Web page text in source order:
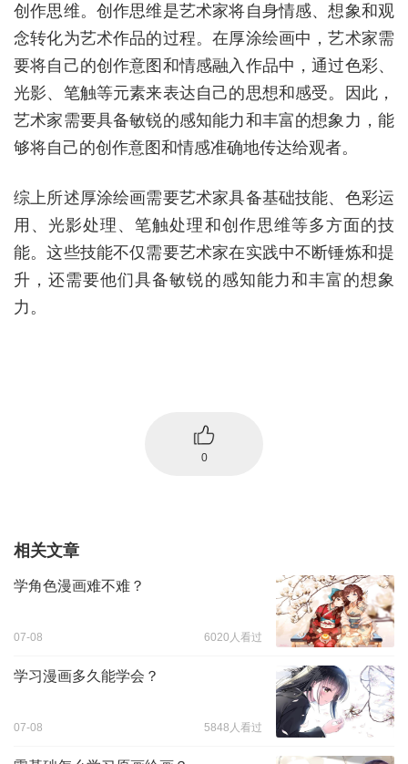
创作思维。创作思维是艺术家将自身情感、想象和观
念转化为艺术作品的过程。在厚涂绘画中，艺术家需
要将自己的创作意图和情感融入作品中，通过色彩、
光影、笔触等元素来表达自己的思想和感受。因此，
艺术家需要具备敏锐的感知能力和丰富的想象力，能
够将自己的创作意图和情感准确地传达给观者。
综上所述厚涂绘画需要艺术家具备基础技能、色彩运
用、光影处理、笔触处理和创作思维等多方面的技
能。这些技能不仅需要艺术家在实践中不断锤炼和提
升，还需要他们具备敏锐的感知能力和丰富的想象
力。
0
相关文章
学角色漫画难不难？
07-08 6020人看过
学习漫画多久能学会？
07-08 5848人看过